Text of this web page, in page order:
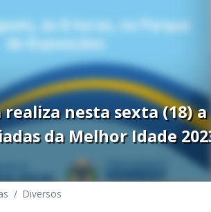
nesta sexta (18) a
da Melhor Idade
/ Diversos